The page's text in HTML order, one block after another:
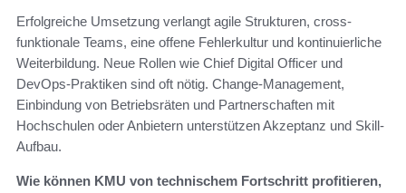
Erfolgreiche Umsetzung verlangt agile Strukturen, cross-
funktionale Teams, eine offene Fehlerkultur und kontinuierliche
Weiterbildung. Neue Rollen wie Chief Digital Officer und
DevOps-Praktiken sind oft nötig. Change-Management,
Einbindung von Betriebsräten und Partnerschaften mit
Hochschulen oder Anbietern unterstützen Akzeptanz und Skill-
Aufbau.
Wie können KMU von technischem Fortschritt profitieren,